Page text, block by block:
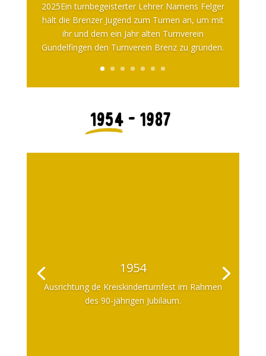
2025Ein turnbegeisterter Lehrer Namens Felger
hält die Brenzer Jugend zum Turnen an, um mit
ihr und dem ein Jahr alten Turnverein
Gundelfingen den Turnverein Brenz zu gründen.
1954
Ausrichtung de Kreiskinderturnfest im Rahmen
des 90-jährigen Jubiläum.